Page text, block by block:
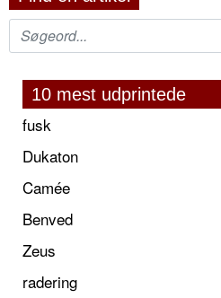
10 mest udprintede
fusk
Dukaton
Camée
Benved
Zeus
radering